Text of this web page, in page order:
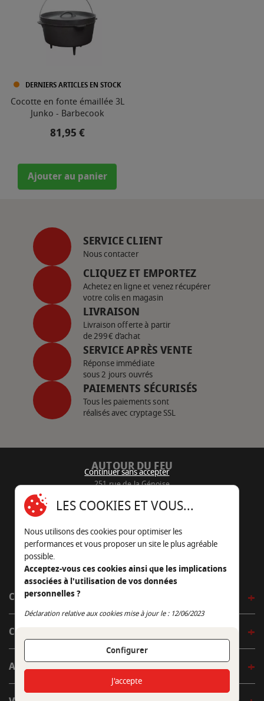
DERNIERS ARTICLES EN STOCK
Cocotte en fonte émaillée 3L
Junko - Barbecook
Prix
81,95 €
Ajouter au panier
SERVICE CLIENT
Nous contacter
CLIQUEZ ET EMPORTEZ
Achetez en ligne et venez récupérer
votre colis en magasin
LIVRAISON
Livraison offerte à partir
de 299€ d’achat
SERVICE APRÈS VENTE
Réponse immédiate
sous 2 jours ouvrés
PAIEMENTS SÉCURISÉS
Tous les paiements sont
réalisés avec cryptage SSL
AUTOUR DU FEU
251 rue de la Génoise
05 45 22 98 09
Nous envoyer un e-mail
CÔTÉ OUTDOOR
CÔTÉ INDOOR
AUTOUR DE LA TABLE
Continuer sans accepter
LES COOKIES ET VOUS...
Nous utilisons des cookies pour optimiser les
performances et vous proposer un site le plus agréable
possible.
Acceptez-vous ces cookies ainsi que les implications
associées à l'utilisation de vos données
personnelles ?
Déclaration relative aux cookies mise à jour le : 12/06/2023
Configurer
Continuer sans accepter
J'accepte